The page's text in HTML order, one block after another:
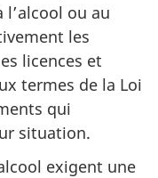
ou au
les
licences et
termes de la Loi
qui
situation.
exigent une